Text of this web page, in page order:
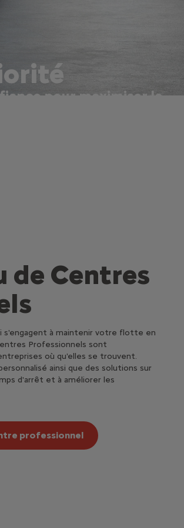
pour maximiser la
de Centres
s'engagent à maintenir votre flotte en
Professionnels sont
où qu'elles se trouvent.
ainsi que des solutions sur
d'arrêt et à améliorer les
professionnel